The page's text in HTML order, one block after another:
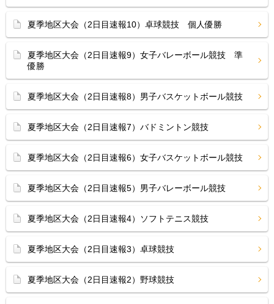
夏季地区大会（2日目速報10）卓球競技 個人優勝
夏季地区大会（2日目速報9）女子バレーボール競技 準
優勝
夏季地区大会（2日目速報8）男子バスケットボール競技
夏季地区大会（2日目速報7）バドミントン競技
夏季地区大会（2日目速報6）女子バスケットボール競技
夏季地区大会（2日目速報5）男子バレーボール競技
夏季地区大会（2日目速報4）ソフトテニス競技
夏季地区大会（2日目速報3）卓球競技
夏季地区大会（2日目速報2）野球競技